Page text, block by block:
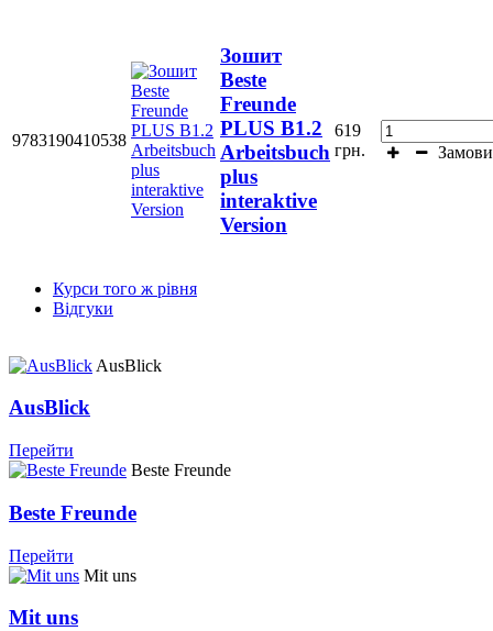
9783190410538
Зошит
Beste
Freunde
PLUS В1.2
Arbeitsbuch
plus
interaktive
Version
619
грн.
Курси того ж рівня
Відгуки
AusBlick
AusBlick
Перейти
Beste Freunde
Beste Freunde
Перейти
Mit uns
Mit uns